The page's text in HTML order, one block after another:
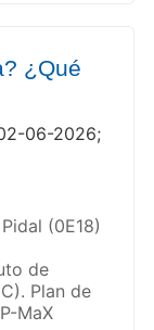
¿Qué
06-2026;
(0E18)
de
Plan de
MaX